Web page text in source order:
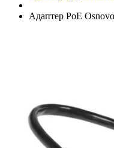
Адаптер PoE